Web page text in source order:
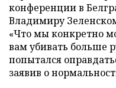
конференции в
Владимиру
«Что мы конкретно
вам убивать больше
попытался
заявив о